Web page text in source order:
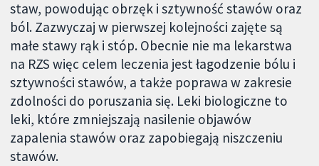
staw, powodując obrzęk i sztywność stawów oraz
ból. Zazwyczaj w pierwszej kolejności zajęte są
małe stawy rąk i stóp. Obecnie nie ma lekarstwa
na RZS więc celem leczenia jest łagodzenie bólu i
sztywności stawów, a także poprawa w zakresie
zdolności do poruszania się. Leki biologiczne to
leki, które zmniejszają nasilenie objawów
zapalenia stawów oraz zapobiegają niszczeniu
stawów.